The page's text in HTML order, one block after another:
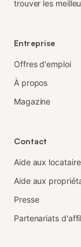
trouver les
Entreprise
Offres d'emploi
À propos
Magazine
Contact
Aide aux
Aide aux
Presse
Partenariats